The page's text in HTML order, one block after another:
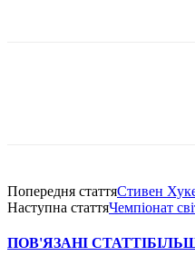
Попередня статтяСтивен
Наступна статтяЧемпіонат
ПОВ'ЯЗАНІ СТАТТІ